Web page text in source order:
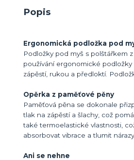
Popis
Ergonomická podložka pod
Podložky pod myš s polštářkem
používání ergonomické
zápěstí, rukou a předloktí.
Opěrka z paměťové pěny
Paměťová pěna se dokonale
tlak na zápěstí a šlachy, což
také termoelastické vlastnosti,
absorbovat vibrace a tlumit
Ani se nehne